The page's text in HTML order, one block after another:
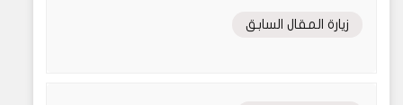
زيارة المقال السابق